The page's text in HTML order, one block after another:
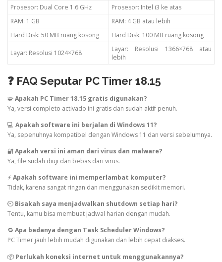
Prosesor: Dual Core 1.6 GHz
Prosesor: Intel i3 ke atas
RAM: 1 GB
RAM: 4 GB atau lebih
Hard Disk: 50 MB ruang kosong
Hard Disk: 100 MB ruang kosong
Layar: Resolusi 1024×768
Layar: Resolusi 1366×768 atau
lebih
❓ FAQ Seputar PC Timer 18.15
🧩Apakah PC Timer 18.15 gratis digunakan?
Ya, versi completo activado ini gratis dan sudah aktif penuh.
💻 Apakah software ini berjalan di Windows 11?
Ya, sepenuhnya kompatibel dengan Windows 11 dan versi sebelumnya.
🔐Apakah versi ini aman dari virus dan malware?
Ya, file sudah diuji dan bebas dari virus.
⚡ Apakah software ini memperlambat komputer?
Tidak, karena sangat ringan dan menggunakan sedikit memori.
⏲️ Bisakah saya menjadwalkan shutdown setiap hari?
Tentu, kamu bisa membuat jadwal harian dengan mudah.
🔁 Apa bedanya dengan Task Scheduler Windows?
PC Timer jauh lebih mudah digunakan dan lebih cepat diakses.
📦 Perlukah koneksi internet untuk menggunakannya?